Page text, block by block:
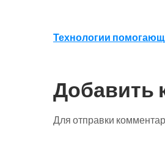
Навигация
записям
Технологии
Добавить
Для отправки